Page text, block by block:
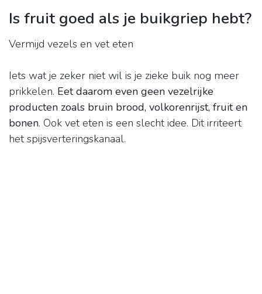
Is fruit goed als je buikgriep hebt?
Vermijd vezels en vet eten
Iets wat je zeker niet wil is je zieke buik nog meer
prikkelen. Eet daarom even geen vezelrijke
producten zoals bruin brood, volkorenrijst, fruit en
bonen. Ook vet eten is een slecht idee. Dit irriteert
het spijsverteringskanaal.